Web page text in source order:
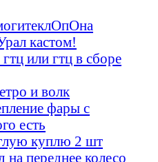
кастом!
или гтц в сборе
и волк
фары с
есть
куплю 2 шт
переднее колесо